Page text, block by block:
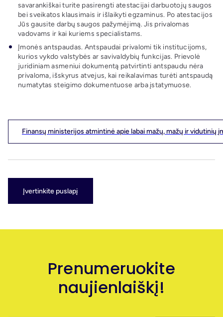
savarankiškai turite pasirengti atestacijai darbuotojų saugos
bei sveikatos klausimais ir išlaikyti egzaminus. Po atestacijos
Jūs gausite darbų saugos pažymėjimą. Jis privalomas
vadovams ir kai kuriems specialistams.
Įmonės antspaudas. Antspaudai privalomi tik institucijoms,
kurios vykdo valstybės ar savivaldybių funkcijas. Prievolė
juridiniam asmeniui dokumentą patvirtinti antspaudu nėra
privaloma, išskyrus atvejus, kai reikalavimas turėti antspaudą
numatytas steigimo dokumentuose arba įstatymuose.
Finansų ministerijos atmintinė apie labai mažų, mažų ir vidutinių
Įvertinkite puslapį
Prenumeruokite
naujienlaiškį!